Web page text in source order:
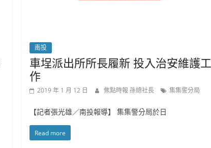
南投
車埕派出所所長履新 投入治安維護工
作
2019 年 1 月 12 日 焦點時報 孫總社長 集集警分局
【記者張光雄／南投報導】 集集警分局於日
Read more